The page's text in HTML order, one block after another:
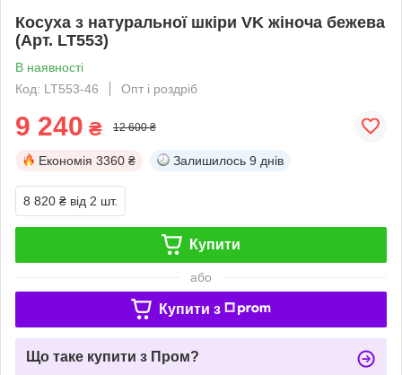
Косуха з натуральної шкіри VK жіноча бежева
(Арт. LT553)
В наявності
Код: LT553-46
Опт і роздріб
9 240 ₴ 12 600 ₴
Економія 3360 ₴ Залишилось 9 днів
8 820 ₴ від 2 шт.
Купити
або
Купити з
Що таке купити з Пром?